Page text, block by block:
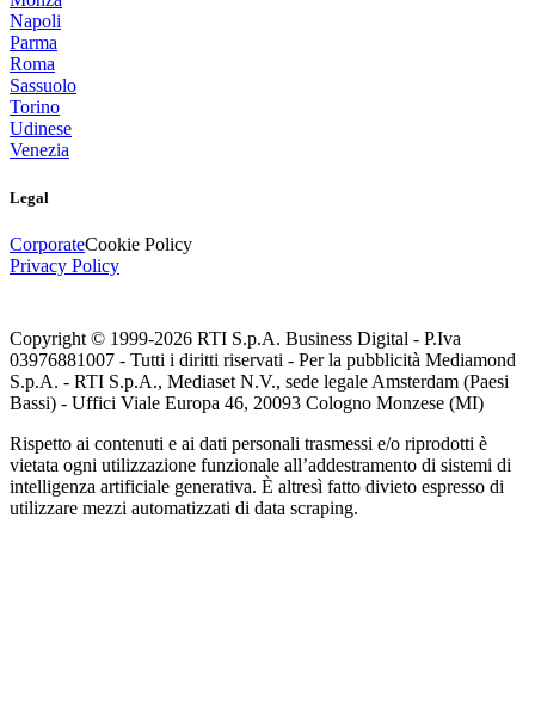
Napoli
Parma
Roma
Sassuolo
Torino
Udinese
Venezia
Legal
CorporateCookie Policy
Privacy Policy
Copyright © 1999-2026 RTI S.p.A. Business Digital - P.Iva
03976881007 - Tutti i diritti riservati - Per la pubblicità Mediamond
S.p.A. - RTI S.p.A., Mediaset N.V., sede legale Amsterdam (Paesi
Bassi) - Uffici Viale Europa 46, 20093 Cologno Monzese (MI)
Rispetto ai contenuti e ai dati personali trasmessi e/o riprodotti è
vietata ogni utilizzazione funzionale all’addestramento di sistemi di
intelligenza artificiale generativa. È altresì fatto divieto espresso di
utilizzare mezzi automatizzati di data scraping.